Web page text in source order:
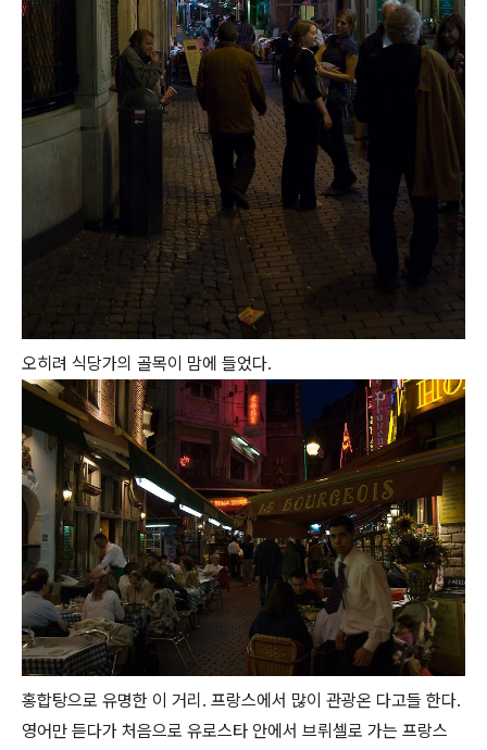
오히려 식당가의 골목이 맘에 들었다.
홍합탕으로 유명한 이 거리. 프랑스에서 많이 관광온 다고들 한다.
영어만 듣다가 처음으로 유로스타 안에서 브뤼셀로 가는 프랑스